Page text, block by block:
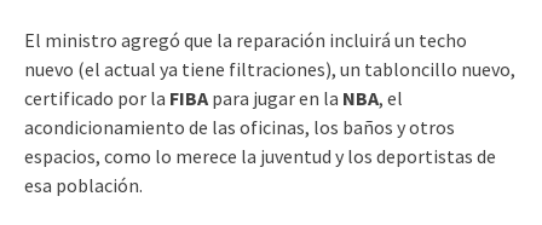
El ministro agregó que la reparación incluirá un techo
nuevo (el actual ya tiene filtraciones), un tabloncillo nuevo,
certificado por la FIBA para jugar en la NBA, el
acondicionamiento de las oficinas, los baños y otros
espacios, como lo merece la juventud y los deportistas de
esa población.